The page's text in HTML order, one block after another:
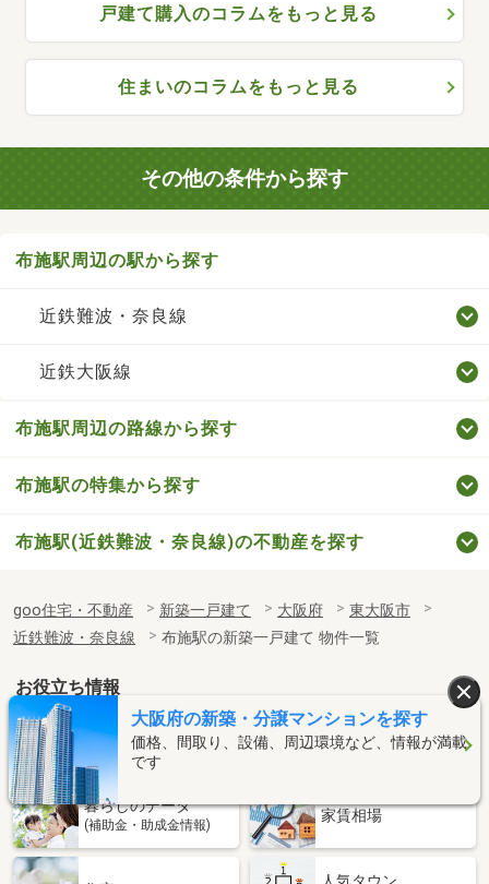
戸建て購入のコラムをもっと見る
住まいのコラムをもっと見る
その他の条件から探す
布施駅周辺の駅から探す
近鉄難波・奈良線
近鉄大阪線
布施駅周辺の路線から探す
布施駅の特集から探す
布施駅(近鉄難波・奈良線)の不動産を探す
goo住宅・不動産 新築一戸建て 大阪府
東大阪市
近鉄難波・奈良線
布施駅の新築一戸建て 物件一覧
お役立ち情報
住まいのコラム
「住みたい駅」
を見つけよう
暮らしのデータ
(補助金・助成金情報)
家賃相場
大阪府の新築・分譲マンションを探す
価格、間取り、設備、周辺環境など、情報が満載
です